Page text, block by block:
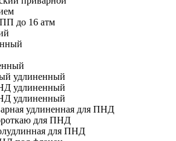
до 16 атм
удлиненный
удлиненный
удлиненный
удлиненная для ПНД
для ПНД
для ПНД